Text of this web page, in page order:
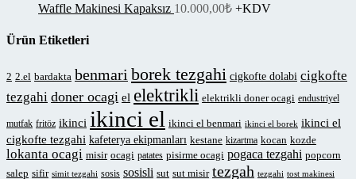
Waffle Makinesi Kapaksız 10.000,00₺ +KDV
Ürün Etiketleri
2 2.el bardakta benmari borek tezgahi cigkofte dolabi cigkofte
tezgahi doner ocagi el elektrikli elektrikli doner ocagi endustriyel
mutfak fritöz ikinci ikinci el ikinci el benmari ikinci el borek ikinci el
cigkofte tezgahi kafeterya ekipmanları kestane kizartma kocan kozde
lokanta ocagi misir ocagi patates pisirme ocagi pogaca tezgahi popcorn
salep sifir simit tezgahi sosis sosisli sut sut misir tezgah tezgahi tost makinesi